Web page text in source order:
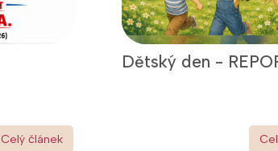
Celý článek
Dětský den -